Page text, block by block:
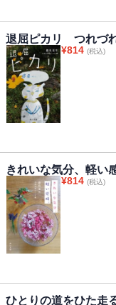
退屈ピカリ つれづ
¥814 (税込)
きれいな気分、軽い
¥814 (税込)
ひとりの道をひた走